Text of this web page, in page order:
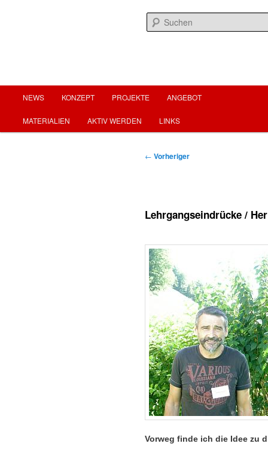
NEWS KONZEPT PROJEKTE ANGEBOT
MATERIALIEN AKTIV WERDEN LINKS
Beitragsnavigation
← Vorheriger
Lehrgangseindrücke /
Vorweg finde ich die Idee zu